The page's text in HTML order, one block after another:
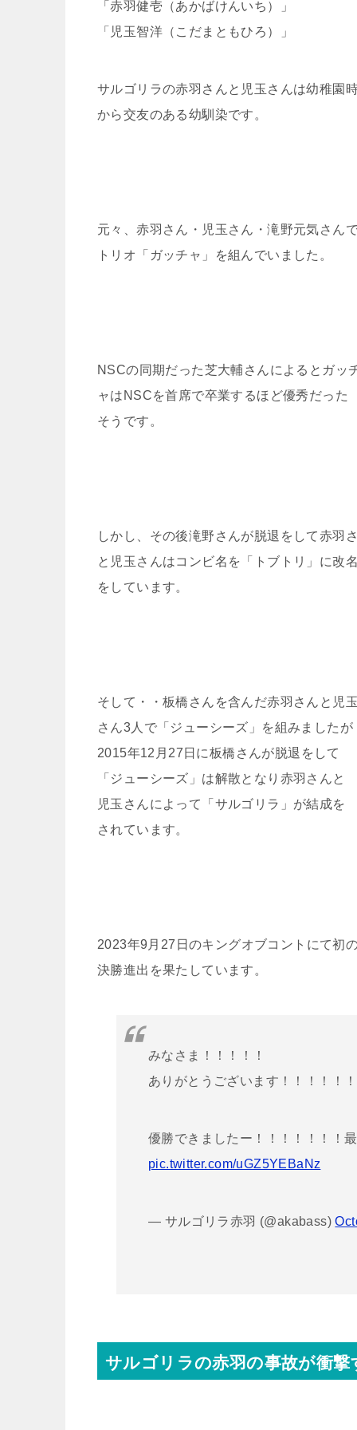
「赤羽健壱（あかばけんいち）」
「児玉智洋（こだまともひろ）」
サルゴリラの赤羽さんと児玉さんは幼稚園
から交友のある幼馴染です。
元々、赤羽さん・児玉さん・滝野元気さん
トリオ「ガッチャ」を組んでいました。
NSCの同期だった芝大輔さんによるとガッ
ャはNSCを首席で卒業するほど優秀だった
そうです。
しかし、その後滝野さんが脱退をして赤羽
と児玉さんはコンビ名を「トブトリ」に改
をしています。
そして・・板橋さんを含んだ赤羽さんと児
さん3人で「ジューシーズ」を組みましたが
2015年12月27日に板橋さんが脱退をして
「ジューシーズ」は解散となり赤羽さんと
児玉さんによって「サルゴリラ」が結成を
されています。
2023年9月27日のキングオブコントにて初
決勝進出を果たしています。
みなさま！！！！！
ありがとうございます！！！！！
優勝できましたー！！！！！！！
pic.twitter.com/uGZ5YEBaNz
— サルゴリラ赤羽 (@akabass)
サルゴリラの赤羽の事故が衝